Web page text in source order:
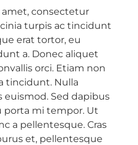
consectetur
turpis ac tincidunt
erat tortor, eu
a. Donec aliquet
orci. Etiam non
tincidunt. Nulla
Sed dapibus
porta mi tempor. Ut
a pellentesque. Cras
et, pellentesque